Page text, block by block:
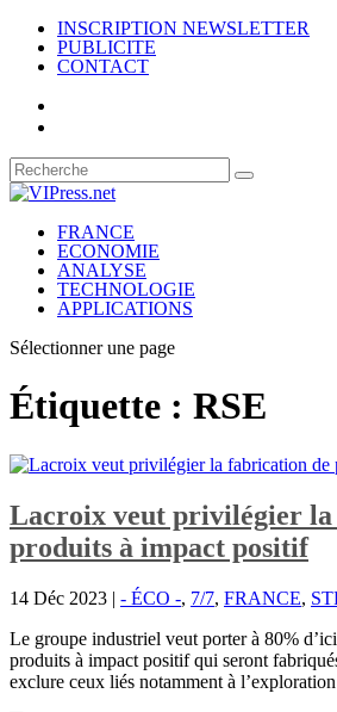
INSCRIPTION NEWSLETTER
PUBLICITE
CONTACT
FRANCE
ECONOMIE
ANALYSE
TECHNOLOGIE
APPLICATIONS
Sélectionner une page
Étiquette : RSE
Lacroix veut privilégier
produits à impact positif
14 Déc 2023 | - ÉCO -, 7/7, FRANCE,
Le groupe industriel veut porter à 80%
produits à impact positif qui seront
exclure ceux liés notamment à